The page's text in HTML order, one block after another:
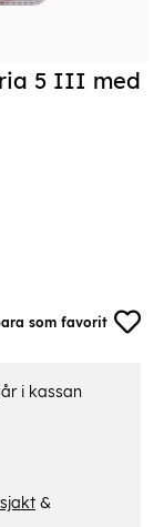
som favorit
5 III med
i kassan
&